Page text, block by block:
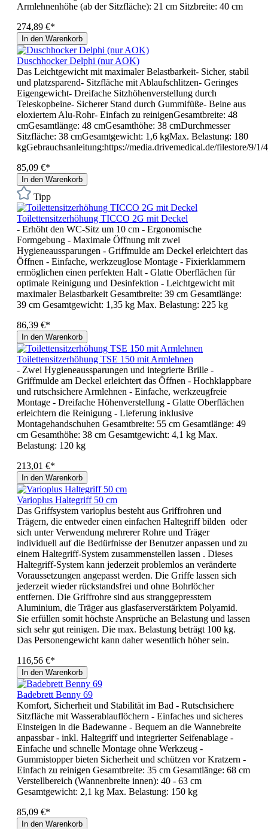
Armlehnenhöhe (ab der Sitzfläche): 21 cm Sitzbreite: 40 cm
274,89 €*
In den Warenkorb
Duschhocker Delphi (nur AOK)
Das Leichtgewicht mit maximaler Belastbarkeit- Sicher, stabil
und platzsparend- Sitzfläche mit Ablaufschlitzen- Geringes
Eigengewicht- Dreifache Sitzhöhenverstellung durch
Teleskopbeine- Sicherer Stand durch Gummifüße- Beine aus
eloxiertem Alu-Rohr- Einfach zu reinigenGesamtbreite: 48
cmGesamtlänge: 48 cmGesamthöhe: 38 cmDurchmesser
Sitzfläche: 38 cmGesamtgewicht: 1,6 kgMax. Belastung: 180
kgGebrauchsanleitung:https://media.drivemedical.de/filestore/9/
85,09 €*
In den Warenkorb
Tipp
Toilettensitzerhöhung TICCO 2G mit Deckel
- Erhöht den WC-Sitz um 10 cm - Ergonomische
Formgebung - Maximale Öffnung mit zwei
Hygieneaussparungen - Griffmulde am Deckel erleichtert das
Öffnen - Einfache, werkzeuglose Montage - Fixierklammern
ermöglichen einen perfekten Halt - Glatte Oberflächen für
optimale Reinigung und Desinfektion - Leichtgewicht mit
maximaler Belastbarkeit Gesamtbreite: 39 cm Gesamtlänge:
39 cm Gesamtgewicht: 1,35 kg Max. Belastung: 225 kg
86,39 €*
In den Warenkorb
Toilettensitzerhöhung TSE 150 mit Armlehnen
- Zwei Hygieneaussparungen und integrierte Brille -
Griffmulde am Deckel erleichtert das Öffnen - Hochklappbare
und rutschsichere Armlehnen - Einfache, werkzeugfreie
Montage - Dreifache Höhenverstellung - Glatte Oberflächen
erleichtern die Reinigung - Lieferung inklusive
Montagehandschuhen Gesamtbreite: 55 cm Gesamtlänge: 49
cm Gesamthöhe: 38 cm Gesamtgewicht: 4,1 kg Max.
Belastung: 120 kg
213,01 €*
In den Warenkorb
Varioplus Haltegriff 50 cm
Das Griffsystem varioplus besteht aus Griffrohren und
Trägern, die entweder einen einfachen Haltegriff bilden oder
sich unter Verwendung mehrerer Rohre und Träger
individuell auf die Bedürfnisse der Benutzer anpassen und zu
einem Haltegriff-System zusammenstellen lassen . Dieses
Haltegriff-System kann jederzeit problemlos an veränderte
Voraussetzungen angepasst werden. Die Griffe lassen sich
jederzeit wieder rückstandsfrei und ohne Bohrlöcher
entfernen. Die Griffrohre sind aus stranggepresstem
Aluminium, die Träger aus glasfaserverstärktem Polyamid.
Sie erfüllen somit höchste Ansprüche an Belastung und lassen
sich sehr gut reinigen. Die max. Belastung beträgt 100 kg.
Das Personengewicht kann daher wesentlich höher sein.
116,56 €*
In den Warenkorb
Badebrett Benny 69
Komfort, Sicherheit und Stabilität im Bad - Rutschsichere
Sitzfläche mit Wasserablauflöchern - Einfaches und sicheres
Einsteigen in die Badewanne - Bequem an die Wannebreite
anpassbar - inkl. Haltegriff und integrierter Seifenablage -
Einfache und schnelle Montage ohne Werkzeug -
Gummistopper bieten Sicherheit und schützen vor Kratzern -
Einfach zu reinigen Gesamtbreite: 35 cm Gesamtlänge: 68 cm
Verstellbereich (Wannenbreite innen): 40 - 63 cm
Gesamtgewicht: 2,1 kg Max. Belastung: 150 kg
85,09 €*
In den Warenkorb